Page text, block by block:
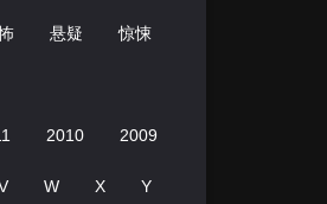
悬疑 惊悚
2010 2009
W X Y